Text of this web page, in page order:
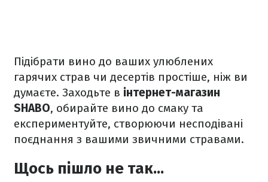
Підібрати вино до ваших улюблених
гарячих страв чи десертів простіше, ніж ви
думаєте. Заходьте в інтернет-магазин
SHABO, обирайте вино до смаку та
експериментуйте, створюючи несподівані
поєднання з вашими звичними стравами.
Щось пішло не так...